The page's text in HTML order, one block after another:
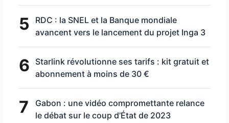
5
RDC : la SNEL et la Banque mondiale
avancent vers le lancement du projet Inga 3
6
Starlink révolutionne ses tarifs : kit gratuit et
abonnement à moins de 30 €
7
Gabon : une vidéo compromettante relance
le débat sur le coup d’État de 2023